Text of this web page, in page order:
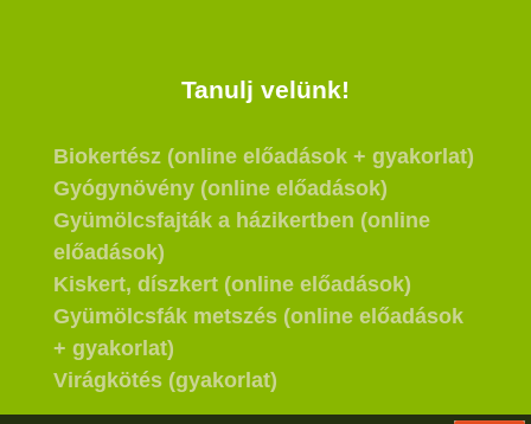
Tanulj velünk!
Biokertész (online előadások + gyakorlat)
Gyógynövény (online előadások)
Gyümölcsfajták a házikertben (online
előadások)
Kiskert, díszkert (online előadások)
Gyümölcsfák metszés (online előadások
+ gyakorlat)
Virágkötés (gyakorlat)